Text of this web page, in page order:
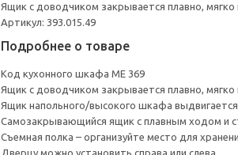
Ящик с доводчиком закрывается плавно, мягко
Артикул: 393.015.49
Подробнее о товаре
Код кухонного шкафа ME 369
Ящик с доводчиком закрывается плавно, мягко
Ящик напольного/высокого шкафа
Cамозакрывающийся ящик с плавным ходом и
Съемная полка – организуйте место для
Дверцу можно установить справа или слева.